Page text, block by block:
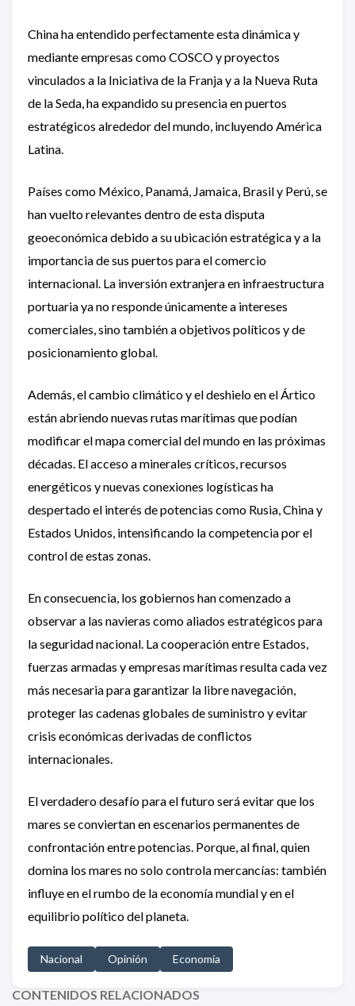
China ha entendido perfectamente esta dinámica y
mediante empresas como COSCO y proyectos
vinculados a la Iniciativa de la Franja y a la Nueva Ruta
de la Seda, ha expandido su presencia en puertos
estratégicos alrededor del mundo, incluyendo América
Latina.
Países como México, Panamá, Jamaica, Brasil y Perú, se
han vuelto relevantes dentro de esta disputa
geoeconómica debido a su ubicación estratégica y a la
importancia de sus puertos para el comercio
internacional. La inversión extranjera en infraestructura
portuaria ya no responde únicamente a intereses
comerciales, sino también a objetivos políticos y de
posicionamiento global.
Además, el cambio climático y el deshielo en el Ártico
están abriendo nuevas rutas marítimas que podían
modificar el mapa comercial del mundo en las próximas
décadas. El acceso a minerales críticos, recursos
energéticos y nuevas conexiones logísticas ha
despertado el interés de potencias como Rusia, China y
Estados Unidos, intensificando la competencia por el
control de estas zonas.
En consecuencia, los gobiernos han comenzado a
observar a las navieras como aliados estratégicos para
la seguridad nacional. La cooperación entre Estados,
fuerzas armadas y empresas marítimas resulta cada vez
más necesaria para garantizar la libre navegación,
proteger las cadenas globales de suministro y evitar
crisis económicas derivadas de conflictos
internacionales.
El verdadero desafío para el futuro será evitar que los
mares se conviertan en escenarios permanentes de
confrontación entre potencias. Porque, al final, quien
domina los mares no solo controla mercancías: también
influye en el rumbo de la economía mundial y en el
equilibrio político del planeta.
Nacional Opinión Economía
CONTENIDOS RELACIONADOS